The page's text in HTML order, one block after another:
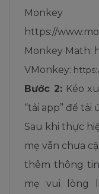
https://
Monkey Math:
VMonkey:
Bước 2:Kéo
“tải app” để tải
Sau khi thực
mẹ vẫn chưa
thêm thông
mẹ vui lòng